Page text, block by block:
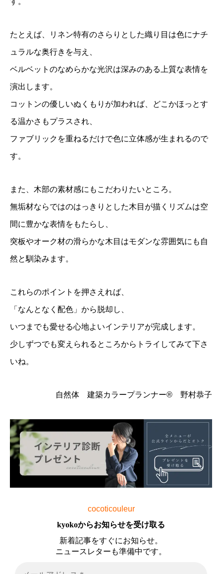
たとえば、リネン特有のさらりとした織り目は色にナチ
ュラルな奥行きを与え、
ベルベットのなめらかな光沢は深みのある上質な表情を
演出します。
コットンの優しいぬくもりが加われば、どこかほっとす
る温かさもプラスされ、
ファブリックを重ねるだけで色に立体感が生まれるので
す。
また、木部の素材感にもこだわりたいところ。
無垢材ならではのはっきりとした木目が描くリズムは空
間に豊かな表情をもたらし、
突板やオーク材の滑らかな木目はモダンな雰囲気にも自
然と馴染みます。
これらのポイントを押さえれば、
「なんとなく配色」から脱却し、
いつまでも愛せる心地よいインテリアが完成します。
少しずつでも変えられるところからトライしてみて下さ
いね。
自然体 建築カラープランナー® 野村恭子
cocoticouleur
kyokoからお知らせを受け取る
新着記事をすぐにお知らせ。
ニュースレターも準備中です。